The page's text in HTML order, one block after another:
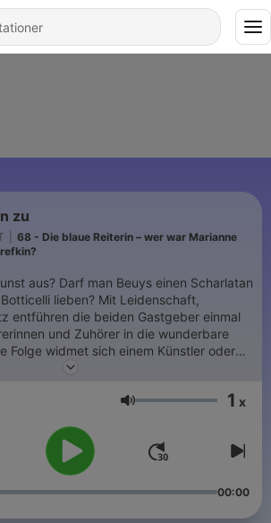
zu
68 - Die blaue Reiterin – wer war Marianne
aus? Darf man Beuys einen Scharlatan
lieben? Mit Leidenschaft,
entführen die beiden Gastgeber einmal
und Zuhörer in die wunderbare
Folge widmet sich einem Künstler oder
biografischen Wendungen, ihren besten
neue Einblicke. Und am Ende hat
nach seinem Kunstgeschichtsstudium
und war lange Jahre Leiter des
Grisebach. Er ist Autor der Bücher “1913"
Lydstyrke 1 x
00:00